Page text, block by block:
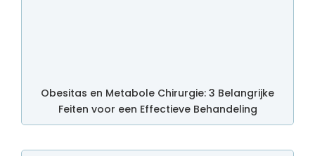
Obesitas en Metabole Chirurgie: 3 Belangrijke
Feiten voor een Effectieve Behandeling